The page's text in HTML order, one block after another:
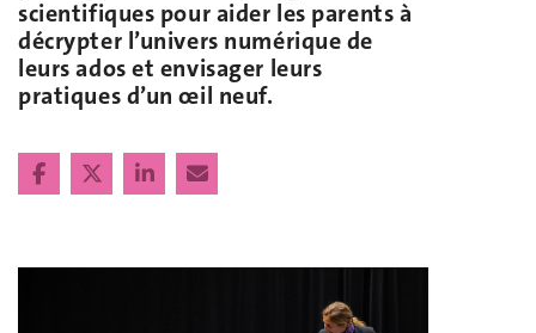
scientifiques pour aider les parents à
décrypter l’univers numérique de
leurs ados et envisager leurs
pratiques d’un œil neuf.